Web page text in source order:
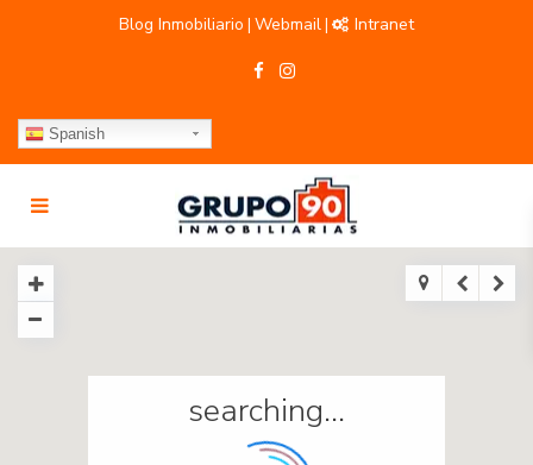
Blog Inmobiliario | Webmail| Intranet
Spanish
searching...